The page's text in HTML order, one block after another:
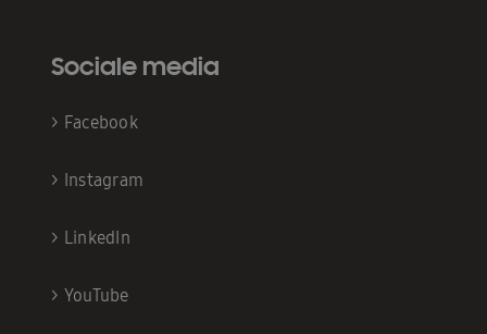
Sociale media
> Facebook
> Instagram
> LinkedIn
> YouTube